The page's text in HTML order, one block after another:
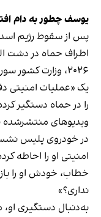
یوسف چطور به دام
۲۰۲۶، وزارت
یک «عملیات امنیتی
را در حماه دستگیر
ویدیوهای
در خودروی پلیس
امنیتی او را احاطه
خطاب، خودش او را
نداری؟»
به‌دنبال دستگیری